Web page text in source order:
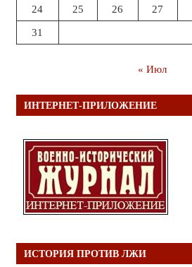
24 25 26 27
31
« Июл
ИНТЕРНЕТ-ПРИЛОЖЕНИЕ
ИСТОРИЯ ПРОТИВ ЛЖИ